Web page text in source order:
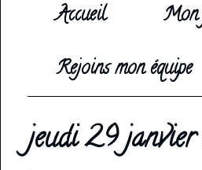
Accueil
Mon
Rejoins mon équipe
jeudi 29